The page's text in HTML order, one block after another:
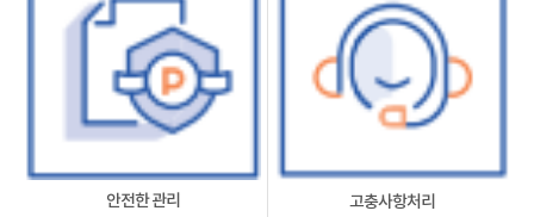
안전한 관리 고충사항처리